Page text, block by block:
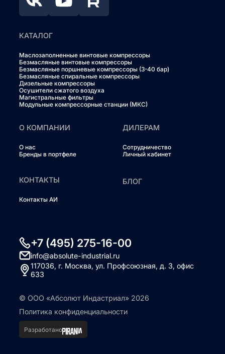
КАТАЛОГ
Маслозаполненные винтовые компрессоры
Безмасляные винтовые компрессоры
Безмасляные поршневые компрессоры (3-40 бар)
Безмасляные спиральные компрессоры
Дизельные компрессоры
Осушители сжатого воздуха
Магистральные фильтры
Модульные компрессорные станции (МКС)
О КОМПАНИИ
О нас
Бренды в портфеле
ДИЛЕРАМ
Сотрудничество
Личный кабинет
КОНТАКТЫ
Контакты АИ
БЛОГ
+7 (495) 275-16-00
info@absolute-industrial.ru
117036, г. Москва, ул. Профсоюзная, д. 3, офис
633
© ООО «Абсолют Индастриал» 2026
Политика конфиденциальности
Разработано